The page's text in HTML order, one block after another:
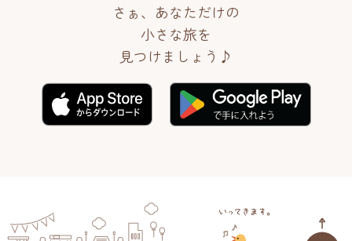
さぁ、あなただけの
小さな旅を
見つけましょう♪